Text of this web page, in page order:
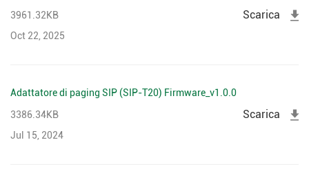
3961.32KB
Oct 22, 2025
Scarica
Adattatore di paging SIP (SIP-T20) Firmware_v1.0.0
3386.34KB
Jul 15, 2024
Scarica